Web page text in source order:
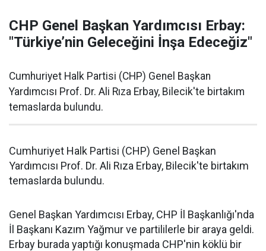
CHP Genel Başkan Yardımcısı Erbay:
"Türkiye’nin Geleceğini İnşa Edeceğiz"
Cumhuriyet Halk Partisi (CHP) Genel Başkan
Yardımcısı Prof. Dr. Ali Rıza Erbay, Bilecik'te birtakım
temaslarda bulundu.
Cumhuriyet Halk Partisi (CHP) Genel Başkan
Yardımcısı Prof. Dr. Ali Rıza Erbay, Bilecik'te birtakım
temaslarda bulundu.
Genel Başkan Yardımcısı Erbay, CHP İl Başkanlığı'nda
İl Başkanı Kazım Yağmur ve partililerle bir araya geldi.
Erbay burada yaptığı konuşmada CHP'nin köklü bir